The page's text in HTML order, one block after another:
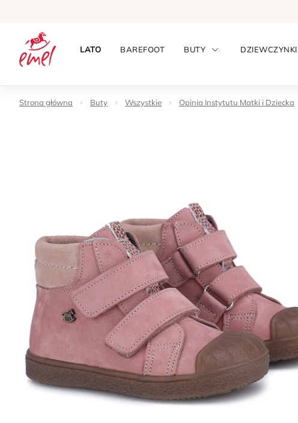
LATO BAREFOOT BUTY DZIEWCZYNKI
Strona główna Buty Wszystkie Opinia Instytutu Matki i Dziecka